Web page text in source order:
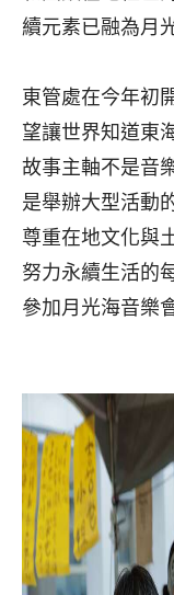
續元素已融為月
東管處在今年初
望讓世界知道東
故事主軸不是音
是舉辦大型活動
尊重在地文化與
努力永續生活的
參加月光海音樂